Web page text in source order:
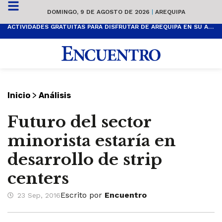
DOMINGO, 9 DE AGOSTO DE 2026 | AREQUIPA
ACTIVIDADES GRATUITAS PARA DISFRUTAR DE AREQUIPA EN SU ANIVERSARIO
Inicio > Análisis
Futuro del sector
minorista estaría en
desarrollo de strip
centers
23 Sep, 2016Escrito por Encuentro